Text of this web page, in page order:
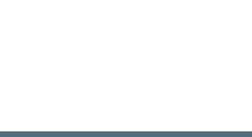
Annahme- oder Entsorgungsstellen in